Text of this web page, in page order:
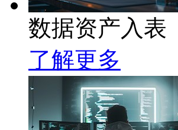
数据资产入表
了解更多